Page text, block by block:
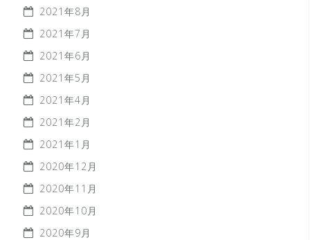
2021年8月
2021年7月
2021年6月
2021年5月
2021年4月
2021年2月
2021年1月
2020年12月
2020年11月
2020年10月
2020年9月